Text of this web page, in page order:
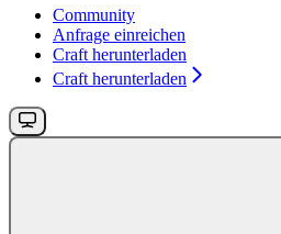
Community
Anfrage einreichen
Craft herunterladen
Craft herunterladen